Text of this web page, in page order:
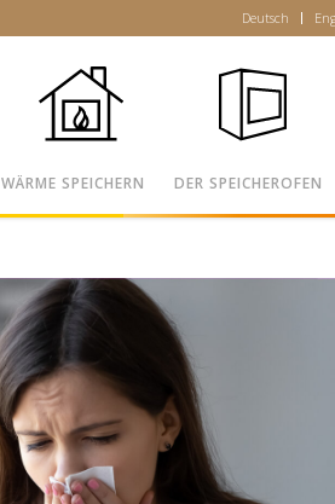
Deutsch
WÄRME SPEICHERN DER SPEICHEROFEN